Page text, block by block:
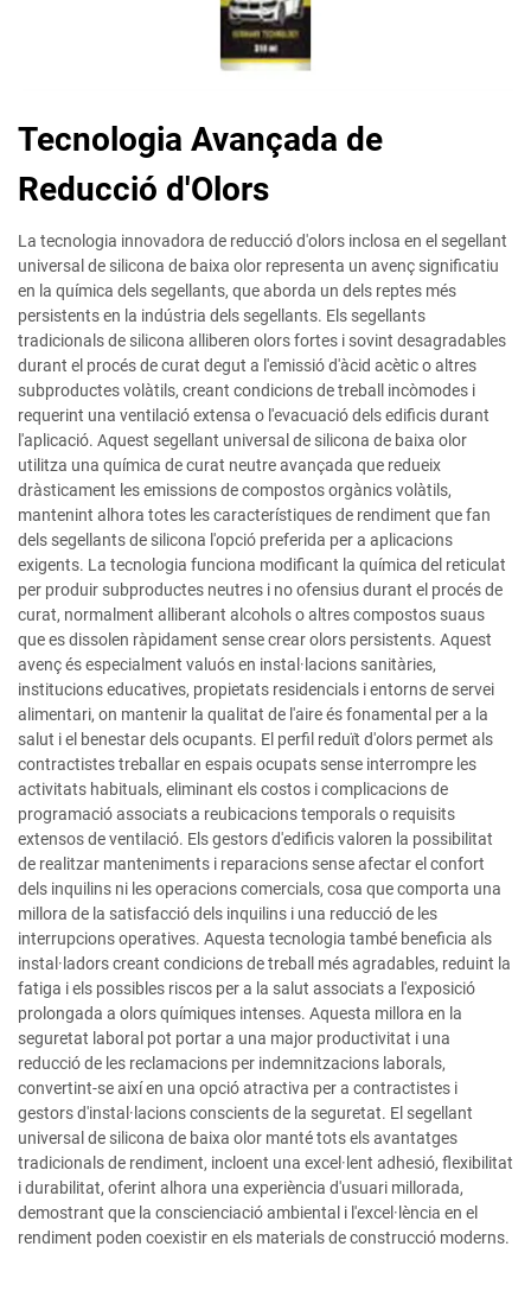
Tecnologia Avançada de
Reducció d'Olors
La tecnologia innovadora de reducció d'olors inclosa en el segellant
universal de silicona de baixa olor representa un avenç significatiu
en la química dels segellants, que aborda un dels reptes més
persistents en la indústria dels segellants. Els segellants
tradicionals de silicona alliberen olors fortes i sovint desagradables
durant el procés de curat degut a l'emissió d'àcid acètic o altres
subproductes volàtils, creant condicions de treball incòmodes i
requerint una ventilació extensa o l'evacuació dels edificis durant
l'aplicació. Aquest segellant universal de silicona de baixa olor
utilitza una química de curat neutre avançada que redueix
dràsticament les emissions de compostos orgànics volàtils,
mantenint alhora totes les característiques de rendiment que fan
dels segellants de silicona l'opció preferida per a aplicacions
exigents. La tecnologia funciona modificant la química del reticulat
per produir subproductes neutres i no ofensius durant el procés de
curat, normalment alliberant alcohols o altres compostos suaus
que es dissolen ràpidament sense crear olors persistents. Aquest
avenç és especialment valuós en instal·lacions sanitàries,
institucions educatives, propietats residencials i entorns de servei
alimentari, on mantenir la qualitat de l'aire és fonamental per a la
salut i el benestar dels ocupants. El perfil reduït d'olors permet als
contractistes treballar en espais ocupats sense interrompre les
activitats habituals, eliminant els costos i complicacions de
programació associats a reubicacions temporals o requisits
extensos de ventilació. Els gestors d'edificis valoren la possibilitat
de realitzar manteniments i reparacions sense afectar el confort
dels inquilins ni les operacions comercials, cosa que comporta una
millora de la satisfacció dels inquilins i una reducció de les
interrupcions operatives. Aquesta tecnologia també beneficia als
instal·ladors creant condicions de treball més agradables, reduint la
fatiga i els possibles riscos per a la salut associats a l'exposició
prolongada a olors químiques intenses. Aquesta millora en la
seguretat laboral pot portar a una major productivitat i una
reducció de les reclamacions per indemnitzacions laborals,
convertint-se així en una opció atractiva per a contractistes i
gestors d'instal·lacions conscients de la seguretat. El segellant
universal de silicona de baixa olor manté tots els avantatges
tradicionals de rendiment, incloent una excel·lent adhesió, flexibilitat
i durabilitat, oferint alhora una experiència d'usuari millorada,
demostrant que la conscienciació ambiental i l'excel·lència en el
rendiment poden coexistir en els materials de construcció moderns.